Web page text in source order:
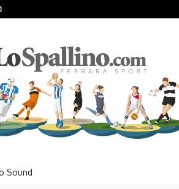
Sound